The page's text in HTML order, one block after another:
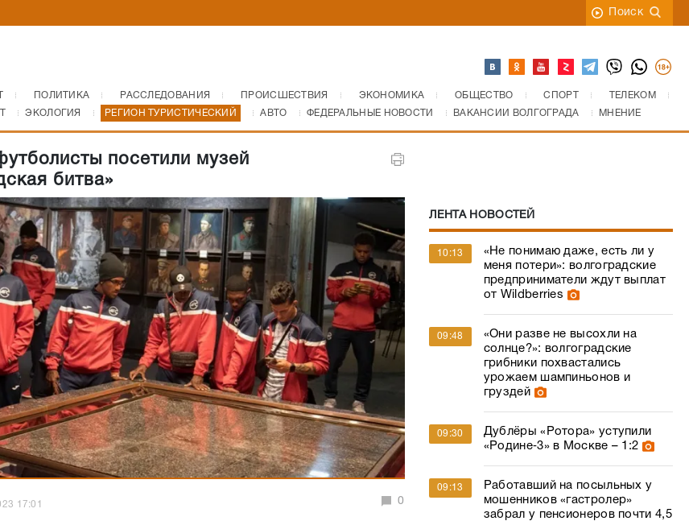
Поиск
ПОЛИТИКА РАССЛЕДОВАНИЯ ПРОИСШЕСТВИЯ ЭКОНОМИКА ОБЩЕСТВО СПОРТ
ТЕЛЕКОМ
ЭКОЛОГИЯ РЕГИОН ТУРИСТИЧЕСКИЙ АВТО ФЕДЕРАЛЬНЫЕ НОВОСТИ ВАКАНСИИ ВОЛГОГРАДА МНЕНИЕ
посетили музей
битва»
17:01 0
ЛЕНТА НОВОСТЕЙ
10:13
«Не понимаю даже, есть ли у
меня потери»: волгоградские
предприниматели ждут выплат
от Wildberries
09:48
«Они разве не высохли на
солнце?»: волгоградские
грибники похвастались
урожаем шампиньонов и
груздей
09:30
Дублёры «Ротора» уступили
«Родине‑3» в Москве – 1:2
09:13
Работавший на посыльных у
мошенников «гастролер»
забрал у пенсионеров почти 4,5